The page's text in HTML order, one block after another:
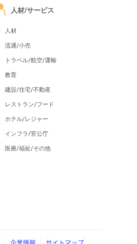
人材/サービス
人材
流通/小売
トラベル/航空/運輸
教育
建設/住宅/不動産
レストラン/フード
ホテル/レジャー
インフラ/官公庁
医療/福祉/その他